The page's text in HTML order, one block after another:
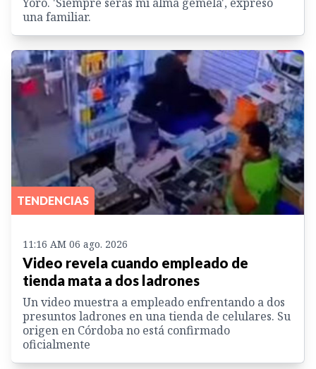
una familiar.
TENDENCIAS
11:16 AM 06 ago. 2026
Video revela cuando empleado de
tienda mata a dos ladrones
Un video muestra a empleado enfrentando a dos
presuntos ladrones en una tienda de celulares. Su
origen en Córdoba no está confirmado
oficialmente